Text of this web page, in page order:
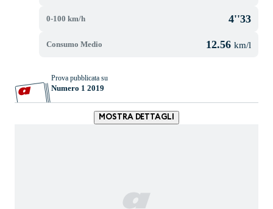
0-100 km/h 4''33
Consumo Medio 12.56 km/l
Prova pubblicata su
Numero 1 2019
MOSTRA DETTAGLI